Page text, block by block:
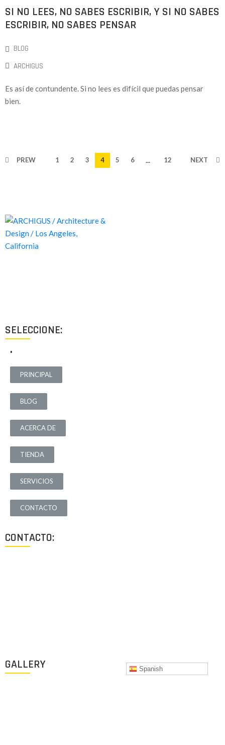
SI NO LEES, NO SABES ESCRIBIR, Y SI NO SABES
ESCRIBIR, NO SABES PENSAR
BLOG
ARCHIGUS
Es así de contundente. Si no lees es difícil que puedas pensar
bien.
PREW 1 2 3 4 5 6 ... 12 NEXT
SELECCIONE:
.
PRINCIPAL
BLOG
ACERCA DE
TIENDA
SERVICIOS
CONTACTO
CONTACTO:
GALLERY Spanish